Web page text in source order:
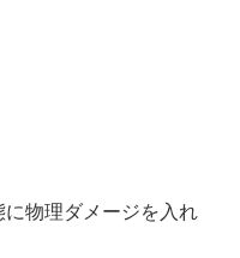
物理ダメージを入れ